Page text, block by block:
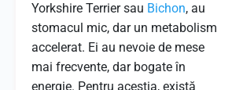
Yorkshire Terrier sau Bichon, au
stomacul mic, dar un metabolism
accelerat. Ei au nevoie de mese
mai frecvente, dar bogate în
energie. Pentru aceștia, există